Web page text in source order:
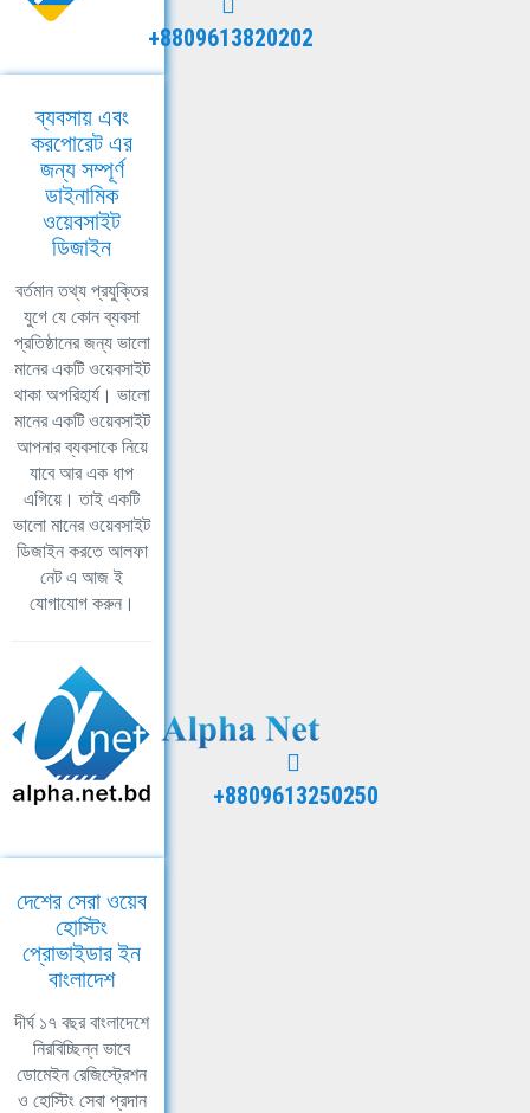
+8809613820202
ব্যবসায় এবং
করপোরেট এর
জন্য সম্পূর্ণ
ডাইনামিক
ওয়েবসাইট
ডিজাইন
বর্তমান তথ্য প্রযুক্তির
যুগে যে কোন ব্যবসা
প্রতিষ্ঠানের জন্য ভালো
মানের একটি ওয়েবসাইট
থাকা অপরিহার্য। ভালো
মানের একটি ওয়েবসাইট
আপনার ব্যবসাকে নিয়ে
যাবে আর এক ধাপ
এগিয়ে। তাই একটি
ভালো মানের ওয়েবসাইট
ডিজাইন করতে আলফা
নেট এ আজ ই
যোগাযোগ করুন।
+8809613250250
দেশের সেরা ওয়েব
হোস্টিং
প্রোভাইডার ইন
বাংলাদেশ
দীর্ঘ ১৭ বছর বাংলাদেশে
নিরবিচ্ছিন্ন ভাবে
ডোমেইন রেজিস্ট্রেশন
ও হোস্টিং সেবা প্রদান